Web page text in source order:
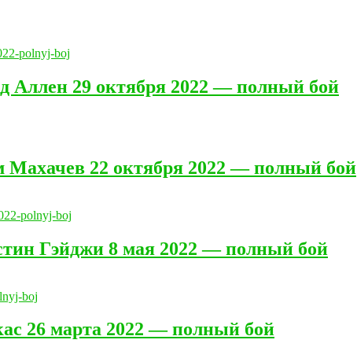
Аллен 29 октября 2022 — полный бой
Махачев 22 октября 2022 — полный бой
Гэйджи 8 мая 2022 — полный бой
26 марта 2022 — полный бой